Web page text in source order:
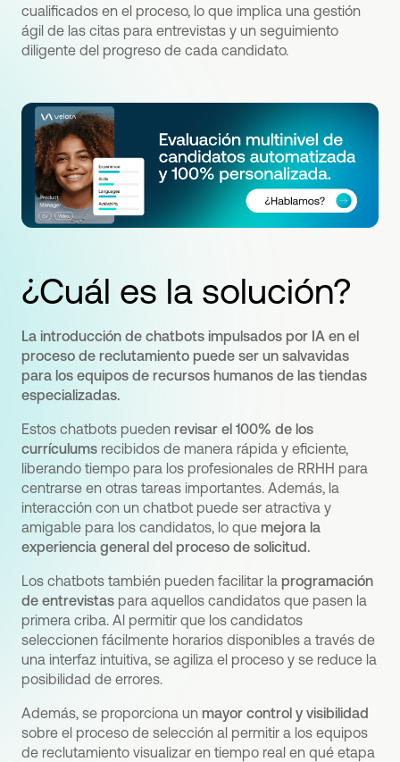
cualificados en el proceso, lo que implica una gestión
ágil de las citas para entrevistas y un seguimiento
diligente del progreso de cada candidato.
¿Cuál es la solución?
La introducción de chatbots impulsados por IA en el
proceso de reclutamiento puede ser un salvavidas
para los equipos de recursos humanos de las tiendas
especializadas.
Estos chatbots pueden revisar el 100% de los
currículums recibidos de manera rápida y eficiente,
liberando tiempo para los profesionales de RRHH para
centrarse en otras tareas importantes. Además, la
interacción con un chatbot puede ser atractiva y
amigable para los candidatos, lo que mejora la
experiencia general del proceso de solicitud.
Los chatbots también pueden facilitar la programación
de entrevistas para aquellos candidatos que pasen la
primera criba. Al permitir que los candidatos
seleccionen fácilmente horarios disponibles a través de
una interfaz intuitiva, se agiliza el proceso y se reduce la
posibilidad de errores.
Además, se proporciona un mayor control y visibilidad
sobre el proceso de selección al permitir a los equipos
de reclutamiento visualizar en tiempo real en qué etapa